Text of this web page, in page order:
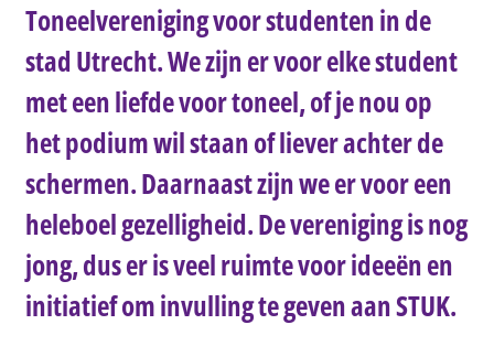
Toneelvereniging voor studenten in de
stad Utrecht. We zijn er voor elke student
met een liefde voor toneel, of je nou op
het podium wil staan of liever achter de
schermen. Daarnaast zijn we er voor een
heleboel gezelligheid. De vereniging is nog
jong, dus er is veel ruimte voor ideeën en
initiatief om invulling te geven aan STUK.